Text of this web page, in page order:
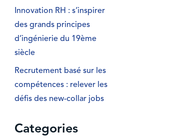
Innovation RH : s’inspirer
des grands principes
d’ingénierie du 19ème
siècle
Recrutement basé sur les
compétences : relever les
défis des new-collar jobs
Categories